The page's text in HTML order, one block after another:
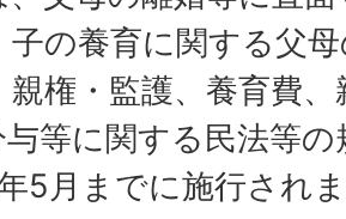
の養育に関する父
親権・監護、養育費
等に関する民法等
5月までに施行され